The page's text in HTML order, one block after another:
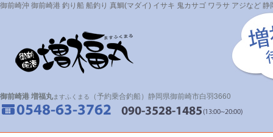
御前崎沖 御前崎港 釣り船 船釣り 真鯛(マダイ) イサキ 鬼カサゴ ワラサ アジなど
御前崎港 増福丸ますふくまる （予約乗合釣船）静岡県御前崎市白羽3660